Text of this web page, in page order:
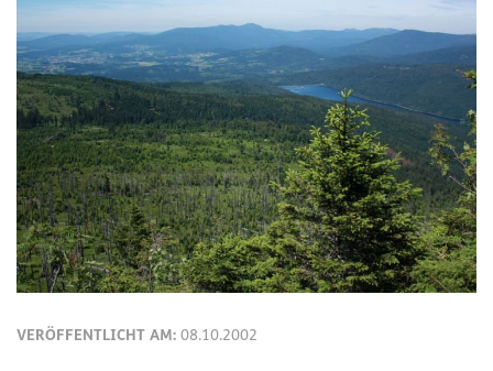
VERÖFFENTLICHT AM: 08.10.2002